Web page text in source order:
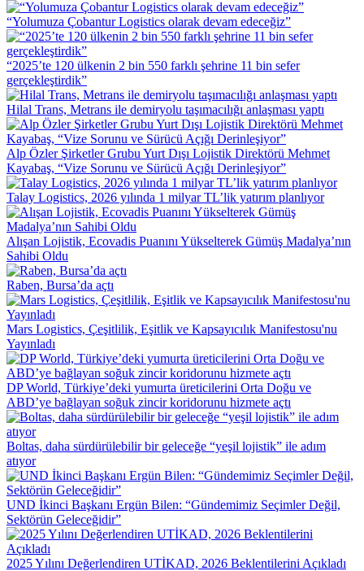
“Yolumuza Çobantur Logistics olarak devam edeceğiz”
“2025’te 120 ülkenin 2 bin 550 farklı şehrine 11 bin sefer
gerçekleştirdik”
Hilal Trans, Metrans ile demiryolu taşımacılığı anlaşması yaptı
Alp Özler Şirketler Grubu Yurt Dışı Lojistik Direktörü Mehmet
Kayabaş, “Vize Sorunu ve Sürücü Açığı Derinleşiyor”
Talay Logistics, 2026 yılında 1 milyar TL’lik yatırım planlıyor
Alışan Lojistik, Ecovadis Puanını Yükselterek Gümüş Madalya’nın
Sahibi Oldu
Raben, Bursa’da açtı
Mars Logistics, Çeşitlilik, Eşitlik ve Kapsayıcılık Manifestosu'nu
Yayınladı
DP World, Türkiye’deki yumurta üreticilerini Orta Doğu ve
ABD’ye bağlayan soğuk zincir koridorunu hizmete açtı
Boltas, daha sürdürülebilir bir geleceğe “yeşil lojistik” ile adım
atıyor
UND İkinci Başkanı Ergün Bilen: “Gündemimiz Seçimler Değil,
Sektörün Geleceğidir”
2025 Yılını Değerlendiren UTİKAD, 2026 Beklentilerini Açıkladı